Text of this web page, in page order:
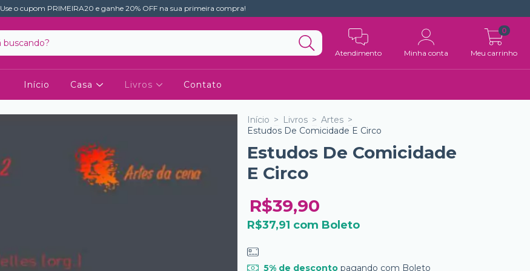
Use o cupom PRIMEIRA20 e ganhe 20% OFF na sua primeira compra!
Atendimento Minha conta Meu carrinho
0
Início Casa Livros Contato
Início > Livros > Artes >
Estudos De Comicidade E Circo
Estudos De Comicidade
E Circo
R$39,90
R$37,91 com Boleto
5% de descontopagando com Boleto